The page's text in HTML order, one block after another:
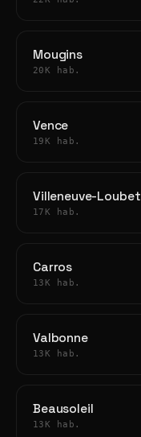
Mougins
20K hab.
Vence
19K hab.
Villeneuve-Loubet
17K hab.
Carros
13K hab.
Valbonne
13K hab.
Beausoleil
13K hab.